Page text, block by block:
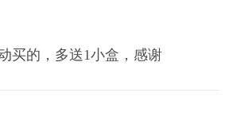
买的，多送1小盒，感谢